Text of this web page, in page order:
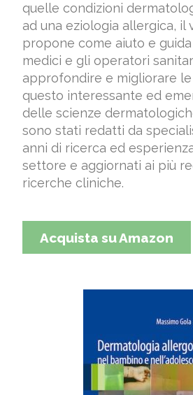
quelle condizioni
ad una eziologia allergica, il
propone come aiuto e
medici e gli operatori
approfondire e migliorare
questo interessante ed
delle scienze
sono stati redatti da
anni di ricerca ed
settore e aggiornati ai più
ricerche cliniche.
Acquista su Amazon